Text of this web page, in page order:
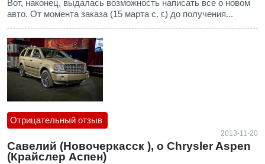
Вот, наконец, выдалась возможность написать все о новом
авто. От момента заказа (15 марта с. г.) до получения...
Отрицательный отзыв
2013-11-20
Савелий (Новочеркасск ), о Chrysler Aspen
(Крайслер Аспен)